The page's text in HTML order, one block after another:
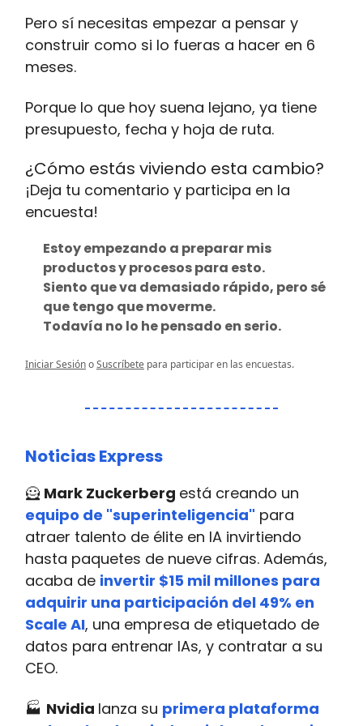
Pero sí necesitas empezar a pensar y
construir como si lo fueras a hacer en 6
meses.
Porque lo que hoy suena lejano, ya tiene
presupuesto, fecha y hoja de ruta.
¿Cómo estás viviendo esta cambio?
¡Deja tu comentario y participa en la
encuesta!
Estoy empezando a preparar mis
productos y procesos para esto.
Siento que va demasiado rápido, pero sé
que tengo que moverme.
Todavía no lo he pensado en serio.
Iniciar SesiónoSuscríbete para participar en las encuestas.
Noticias Express
🦸 Mark Zuckerberg está creando un
equipo de "superinteligencia" para
atraer talento de élite en IA invirtiendo
hasta paquetes de nueve cifras. Además,
acaba de invertir $15 mil millones para
adquirir una participación del 49% en
Scale AI, una empresa de etiquetado de
datos para entrenar IAs, y contratar a su
CEO.
🏭 Nvidia lanza su primera plataforma